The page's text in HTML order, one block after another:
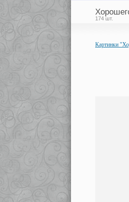
174 шт.
Картинки